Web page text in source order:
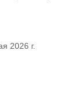
2026 г.